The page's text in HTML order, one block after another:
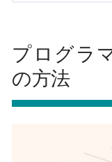
プログラ
の方法